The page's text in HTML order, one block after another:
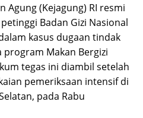
Agung (Kejagung) RI resmi
Badan Gizi Nasional
kasus dugaan tindak
Makan Bergizi
tegas ini diambil setelah
pemeriksaan intensif di
pada Rabu